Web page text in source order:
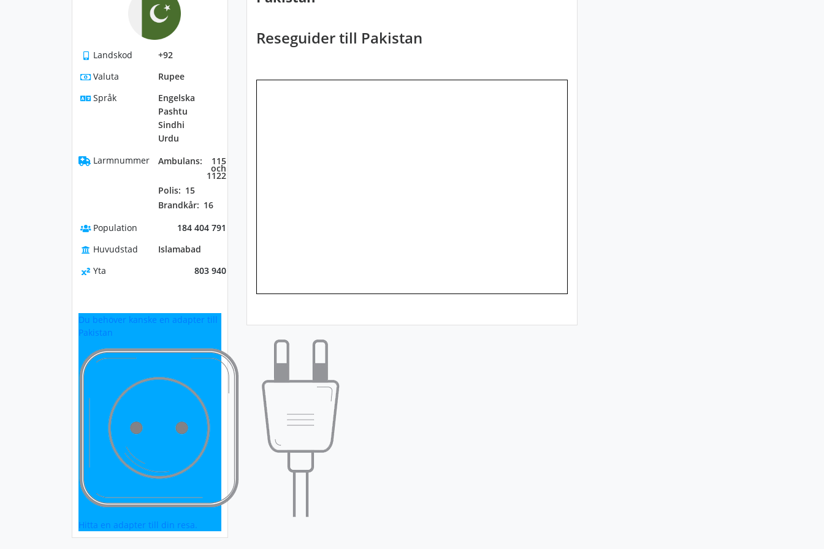
Landskod
+92
Valuta
Rupee
Språk
Engelska
Pashtu
Sindhi
Urdu
Larmnummer
Ambulans: 115
och
1122
Polis: 15
Brandkår: 16
Population
184 404 791
Huvudstad
Islamabad
Yta
803 940
Du behöver kanske en adapter till
Pakistan
Hitta en adapter till din resa.
Reseguider till Pakistan